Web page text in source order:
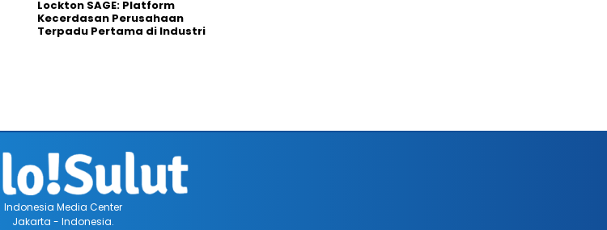
Lockton SAGE: Platform
Kecerdasan Perusahaan
Terpadu Pertama di Industri
Indonesia Media Center
Jakarta - Indonesia.